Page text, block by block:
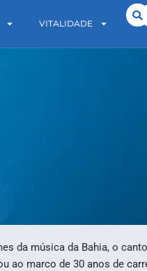
VITALIDADE
da música da Bahia, o
ao marco de 30 anos de